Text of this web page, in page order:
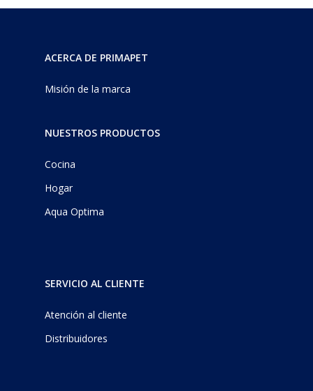
ACERCA DE PRIMAPET
Misión de la marca
NUESTROS PRODUCTOS
Cocina
Hogar
Aqua Optima
SERVICIO AL CLIENTE
Atención al cliente
Distribuidores